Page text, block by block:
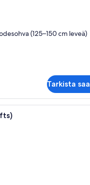
(125–150 cm leveä)
Tarkista
Moderni